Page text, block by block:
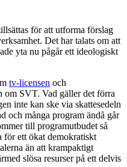
för att utforma förslag
Det har talats om att
yta nu pågår ett ideologiskt
tv-licensen och
om SVT. Vad gäller det förra
inte kan ske via skattesedeln
och många program ändå går
till programutbudet så
för ett ökat demokratiskt
än att krampaktigt
slösa resurser på ett delvis